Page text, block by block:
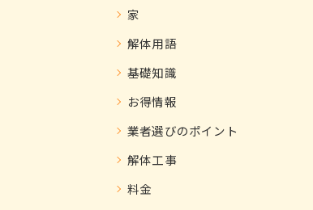
家
解体用語
基礎知識
お得情報
業者選びのポイント
解体工事
料金